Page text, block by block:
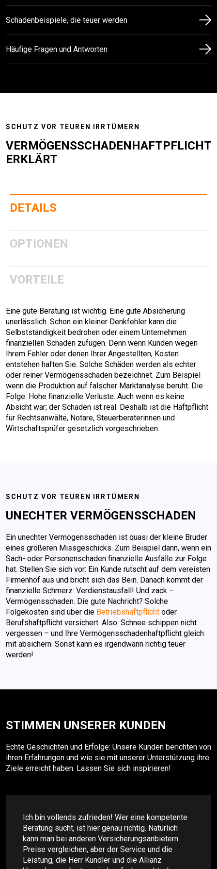
Schadenbeispiele, die teuer werden
Häufige Fragen und Antworten
SCHUTZ VOR TEUREN IRRTÜMERN
VERMÖGENS­SCHADEN­HAFTPFLICHT
ERKLÄRT
DETAILS
OPTIONEN
VORTEILE
Eine gute Beratung ist wichtig. Eine gute Absicherung
unerlässlich. Schon ein kleiner Denkfehler kann die
Selbstständigkeit bedrohen oder einem Unternehmen
finanziellen Schaden zufügen. Denn wenn Kunden wegen
Ihrem Fehler oder denen Ihrer Angestellten, Kosten
entstehen haften Sie. Solche Schäden werden als echter
oder reiner Vermögensschaden bezeichnet. Zum Beispiel
wenn die Produktion auf falscher Marktanalyse beruht. Die
Folge: Hohe finanzielle Verluste. Auch wenn es keine
Absicht war; der Schaden ist real. Deshalb ist die Haftpflicht
für Rechts­anwälte, Notare, Steuer­beraterinnen und
Wirtschafts­prüfer gesetzlich vorgeschrieben.
SCHUTZ VOR TEUREN IRRTÜMERN
UNECHTER VERMÖGENS­SCHADEN
Ein unechter Vermögensschaden ist quasi der kleine Bruder
eines größeren Missgeschicks. Zum Beispiel dann, wenn ein
Sach- oder Personenschaden finanzielle Ausfälle zur Folge
hat. Stellen Sie sich vor: Ein Kunde rutscht auf dem vereisten
Firmenhof aus und bricht sich das Bein. Danach kommt der
finanzielle Schmerz: Verdienstausfall! Und zack –
Vermögensschaden. Die gute Nachricht? Solche
Folgekosten sind über die Betriebshaftpflicht oder
Berufshaftpflicht versichert. Also: Schnee schippen nicht
vergessen – und Ihre Vermögensschadenhaftpflicht gleich
mit absichern. Sonst kann es irgendwann richtig teuer
werden!
STIMMEN UNSERER KUNDEN
Echte Geschichten und Erfolge: Unsere Kunden berichten von
ihren Erfahrungen und wie sie mit unserer Unterstützung ihre
Ziele erreicht haben. Lassen Sie sich inspirieren!
Ich bin vollends zufrieden! Wer eine kompetente
Beratung sucht, ist hier genau richtig. Natürlich
kann man bei anderen Versicherungsanbietern
Preise vergleichen, aber der Service und die
Leistung, die Herr Kundler und die Allianz